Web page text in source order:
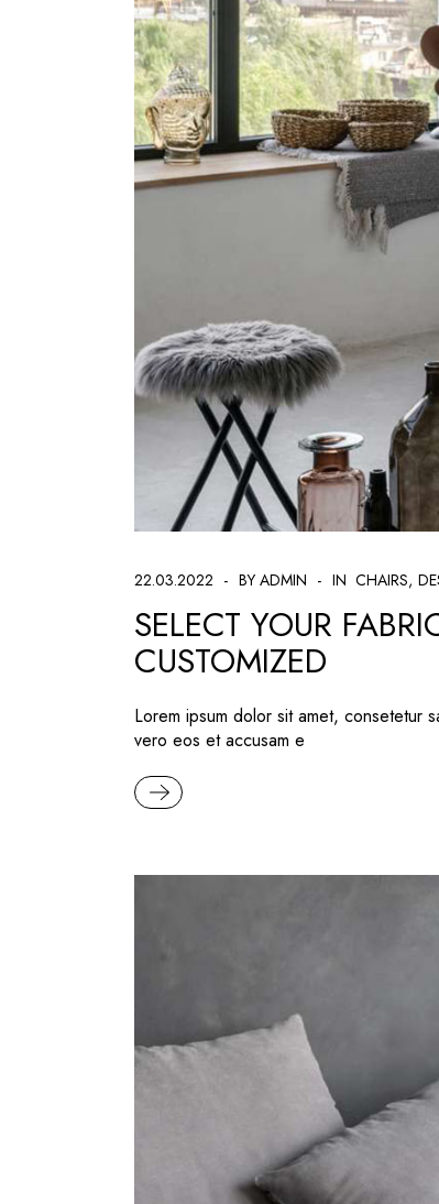
22.03.2022 BY ADMIN IN CHAIRS
SELECT YOUR
CUSTOMIZED
Lorem ipsum dolor sit amet, consetetur
vero eos et accusam e
READ MORE